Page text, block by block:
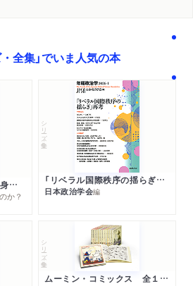
・全集」でいま人気の本
ＡＩにはない「思考力」の身につけ方
か？
シリーズ・全集
「リベラル国際秩序の揺らぎ」再考 年報政治学２０２６‐Ⅰ
日本政治学会編
シリーズ・全集
ムーミン・コミックス 全１４巻セット